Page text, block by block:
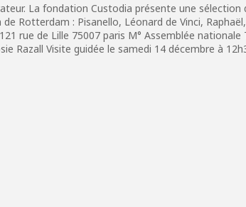
La fondation Custodia présente une
Rotterdam : Pisanello, Léonard de Vinci,
rue de Lille 75007 paris M° Assemblée
Razall Visite guidée le samedi 14 décembre à